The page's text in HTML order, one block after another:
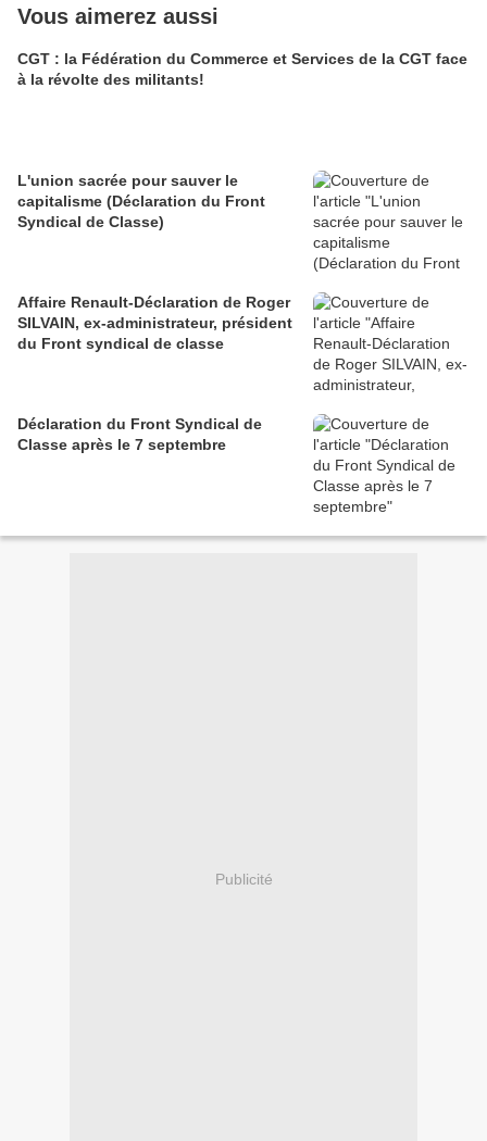
Vous aimerez aussi
CGT : la Fédération du Commerce et Services de la CGT face
à la révolte des militants!
L'union sacrée pour sauver le
capitalisme (Déclaration du Front
Syndical de Classe)
Affaire Renault-Déclaration de Roger
SILVAIN, ex-administrateur, président
du Front syndical de classe
Déclaration du Front Syndical de
Classe après le 7 septembre
Publicité